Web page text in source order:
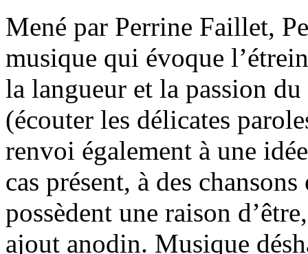
Mené par Perrine Faillet,
musique qui évoque
la langueur et la passion
(écouter les délicates
renvoi également à une
cas présent, à des
possèdent une raison
ajout anodin. Musique